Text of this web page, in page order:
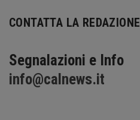
CONTATTA LA REDAZIONE
Segnalazioni e Info
info@calnews.it